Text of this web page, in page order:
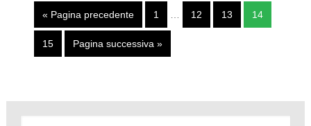
« Pagina precedente 1 12 13 14
15 Pagina successiva »